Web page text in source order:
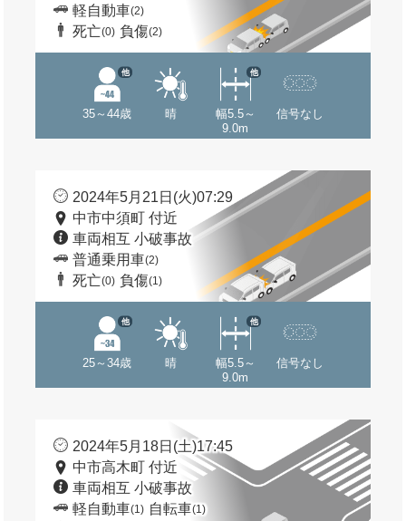
軽自動車(2)
死亡(0) 負傷(2)
35～44歳
他
晴
幅5.5～
9.0m
他
信号なし
2024年5月21日(火)07:29
中市中須町 付近
車両相互 小破事故
普通乗用車(2)
死亡(0) 負傷(1)
25～34歳
他
晴
幅5.5～
9.0m
他
信号なし
2024年5月18日(土)17:45
中市高木町 付近
車両相互 小破事故
軽自動車(1) 自転車(1)